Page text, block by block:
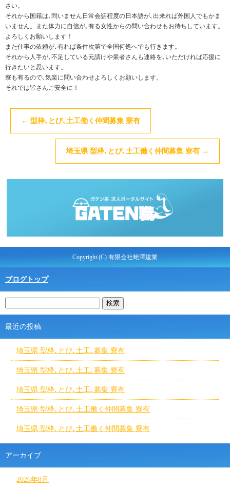
さい。
それから国籍は､問いません日常会話程度の日本語が､出来れば外国人でもかま
いません。また体力に自信が､有る女性からの問い合わせもお待ちしています。
よろしくお願いします！
また仕事の依頼が､有れば条件次第で全国何処へでも行きます。
それから人手が､不足している元請けや業者さんも連絡を､いただければ応援に
行きたいと思います。
寮も有るので､気楽に問い合わせよろしくお願いします。
それでは皆さんご安全に！
← 型枠､とび､土工働く仲間募集 寮有
埼玉県 型枠､とび､土工働く仲間募集 寮有 →
Copyright (C) 有限会社蛯澤建業
ブログトップ
最近の投稿
埼玉県 型枠､とび､土工､募集 寮有
埼玉県 型枠､とび､土工､募集 寮有
埼玉県 型枠､とび､土工､募集 寮有
埼玉県 型枠､とび､土工働く仲間募集 寮有
埼玉県 型枠､とび､土工働く仲間募集 寮有
アーカイブ
2026年8月